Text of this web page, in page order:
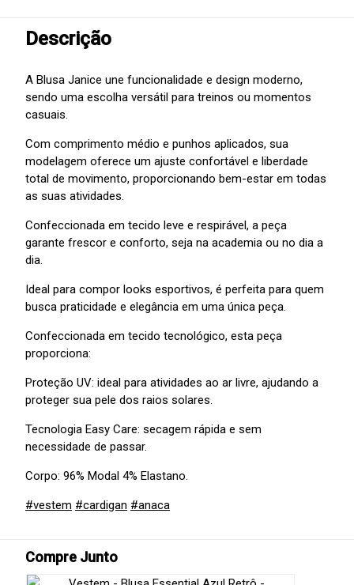
Descrição
A Blusa Janice une funcionalidade e design moderno,
sendo uma escolha versátil para treinos ou momentos
casuais.
Com comprimento médio e punhos aplicados, sua
modelagem oferece um ajuste confortável e liberdade
total de movimento, proporcionando bem-estar em todas
as suas atividades.
Confeccionada em tecido leve e respirável, a peça
garante frescor e conforto, seja na academia ou no dia a
dia.
Ideal para compor looks esportivos, é perfeita para quem
busca praticidade e elegância em uma única peça.
Confeccionada em tecido tecnológico, esta peça
proporciona:
Proteção UV: ideal para atividades ao ar livre, ajudando a
proteger sua pele dos raios solares.
Tecnologia Easy Care: secagem rápida e sem
necessidade de passar.
Corpo: 96% Modal 4% Elastano.
#vestem #cardigan #anaca
Compre Junto